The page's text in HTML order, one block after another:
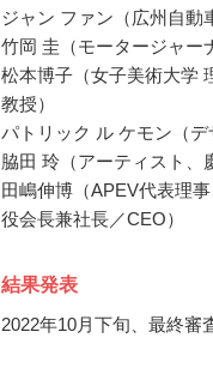
ジャン ファン（広州自動
竹岡 圭（モータージャー
松本博子（女子美術大学
教授）
パトリック ル ケモン（デ
脇田 玲（アーティスト、
田嶋伸博（APEV代表理
役会長兼社長／CEO）
結果発表
2022年10月下旬、最終審